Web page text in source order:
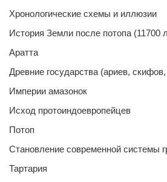
Хронологические схемы и иллюзии
История Земли после потопа (11700
Аратта
Древние государства (ариев,
Империи амазонок
Исход протоиндоевропейцев
Потоп
Становление современной системы
Тартария